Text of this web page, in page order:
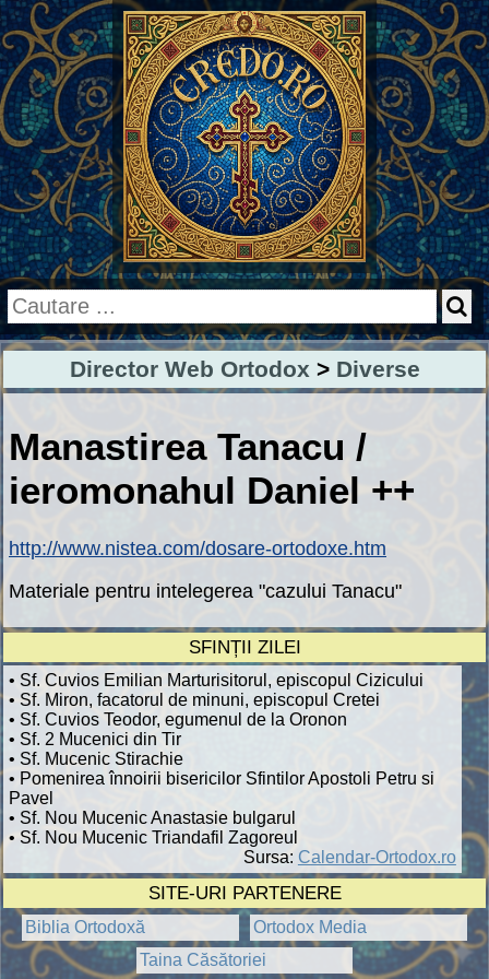
Director Web Ortodox > Diverse
Manastirea Tanacu /
ieromonahul Daniel ++
http://www.nistea.com/dosare-ortodoxe.htm
Materiale pentru intelegerea "cazului Tanacu"
SFINȚII ZILEI
• Sf. Cuvios Emilian Marturisitorul, episcopul Cizicului
• Sf. Miron, facatorul de minuni, episcopul Cretei
• Sf. Cuvios Teodor, egumenul de la Oronon
• Sf. 2 Mucenici din Tir
• Sf. Mucenic Stirachie
• Pomenirea înnoirii bisericilor Sfintilor Apostoli Petru si
Pavel
• Sf. Nou Mucenic Anastasie bulgarul
• Sf. Nou Mucenic Triandafil Zagoreul
Sursa: Calendar-Ortodox.ro
SITE-URI PARTENERE
Biblia Ortodoxă
Ortodox Media
Taina Căsătoriei